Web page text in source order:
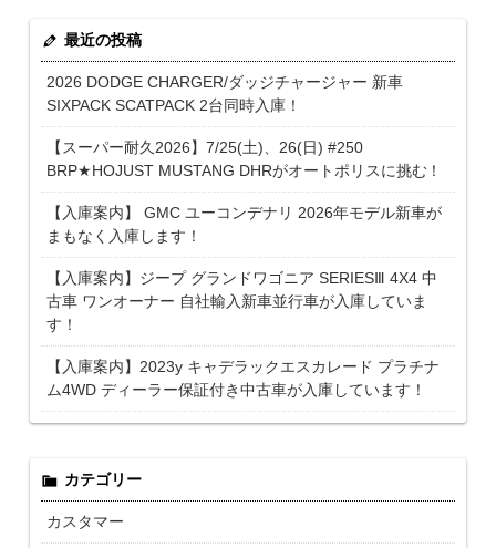
最近の投稿
2026 DODGE CHARGER/ダッジチャージャー 新車
SIXPACK SCATPACK 2台同時入庫！
【スーパー耐久2026】7/25(土)、26(日) #250
BRP★HOJUST MUSTANG DHRがオートポリスに挑む！
【入庫案内】 GMC ユーコンデナリ 2026年モデル新車が
まもなく入庫します！
【入庫案内】ジープ グランドワゴニア SERIESⅢ 4X4 中
古車 ワンオーナー 自社輸入新車並行車が入庫していま
す！
【入庫案内】2023y キャデラックエスカレード プラチナ
ム4WD ディーラー保証付き中古車が入庫しています！
カテゴリー
カスタマー